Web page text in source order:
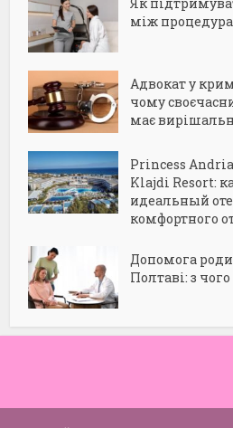
між
Адвокат у
чому
має
Princess
Klajdi Resort:
идеальный
комфортного
Допомога
Полтаві: з